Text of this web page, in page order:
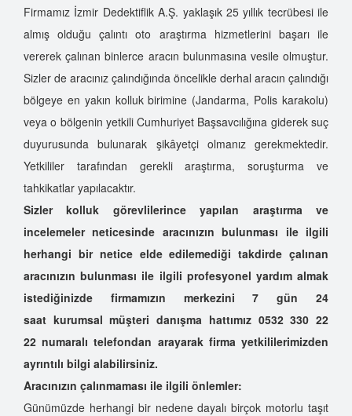
Firmamız İzmir Dedektiflik A.Ş. yaklaşık 25 yıllık tecrübesi ile
almış olduğu çalıntı oto araştırma hizmetlerini başarı ile
vererek çalınan binlerce aracın bulunmasına vesile olmuştur.
Sizler de aracınız çalındığında öncelikle derhal aracın çalındığı
bölgeye en yakın kolluk birimine (Jandarma, Polis karakolu)
veya o bölgenin yetkili Cumhuriyet Başsavcılığına giderek suç
duyurusunda bulunarak şikâyetçi olmanız gerekmektedir.
Yetkililer tarafından gerekli araştırma, soruşturma ve
tahkikatlar yapılacaktır.
Sizler kolluk görevlilerince yapılan araştırma ve
incelemeler neticesinde aracınızın bulunması ile ilgili
herhangi bir netice elde edilemediği takdirde çalınan
aracınızın bulunması ile ilgili profesyonel yardım almak
istediğinizde firmamızın merkezini 7 gün 24
saat kurumsal müşteri danışma hattımız 0532 330 22
22 numaralı telefondan arayarak firma yetkililerimizden
ayrıntılı bilgi alabilirsiniz.
Aracınızın çalınmaması ile ilgili önlemler:
Günümüzde herhangi bir nedene dayalı birçok motorlu taşıt